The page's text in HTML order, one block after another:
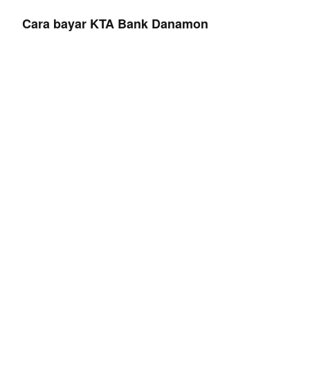
Cara bayar KTA Bank Danamon